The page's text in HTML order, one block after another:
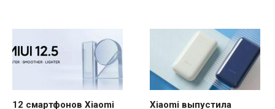
12 смартфонов Xiaomi
Xiaomi выпустила